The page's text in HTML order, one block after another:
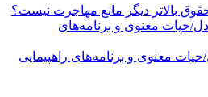
بالاتر دیگر مانع مهاجرت نیست؟
معنوی و برنامه‌های راهپیمایی